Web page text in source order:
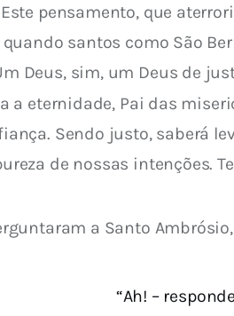
pensamento, que
santos como São
Deus, sim, um Deus de
a eternidade, Pai das
Sendo justo, saberá
de nossas intenções.
a Santo
“Ah! –